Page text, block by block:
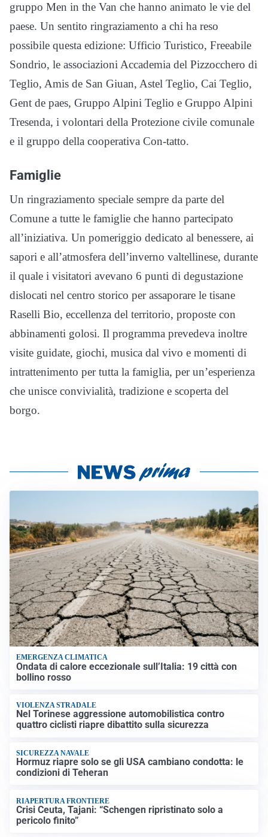
gruppo Men in the Van che hanno animato le vie del
paese. Un sentito ringraziamento a chi ha reso
possibile questa edizione: Ufficio Turistico, Freeabile
Sondrio, le associazioni Accademia del Pizzocchero di
Teglio, Amis de San Giuan, Astel Teglio, Cai Teglio,
Gent de paes, Gruppo Alpini Teglio e Gruppo Alpini
Tresenda, i volontari della Protezione civile comunale
e il gruppo della cooperativa Con-tatto.
Famiglie
Un ringraziamento speciale sempre da parte del
Comune a tutte le famiglie che hanno partecipato
all’iniziativa. Un pomeriggio dedicato al benessere, ai
sapori e all’atmosfera dell’inverno valtellinese, durante
il quale i visitatori avevano 6 punti di degustazione
dislocati nel centro storico per assaporare le tisane
Raselli Bio, eccellenza del territorio, proposte con
abbinamenti golosi. Il programma prevedeva inoltre
visite guidate, giochi, musica dal vivo e momenti di
intrattenimento per tutta la famiglia, per un’esperienza
che unisce convivialità, tradizione e scoperta del
borgo.
EMERGENZA CLIMATICA
Ondata di calore eccezionale sull’Italia: 19 città con
bollino rosso
VIOLENZA STRADALE
Nel Torinese aggressione automobilistica contro
quattro ciclisti riapre dibattito sulla sicurezza
SICUREZZA NAVALE
Hormuz riapre solo se gli USA cambiano condotta: le
condizioni di Teheran
RIAPERTURA FRONTIERE
Crisi Ceuta, Tajani: “Schengen ripristinato solo a
pericolo finito”